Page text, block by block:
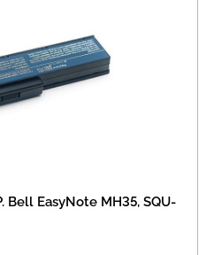
Bell EasyNote MH35, SQU-